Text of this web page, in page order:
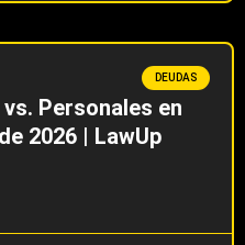
DEUDAS
Personales en
2026 | LawUp